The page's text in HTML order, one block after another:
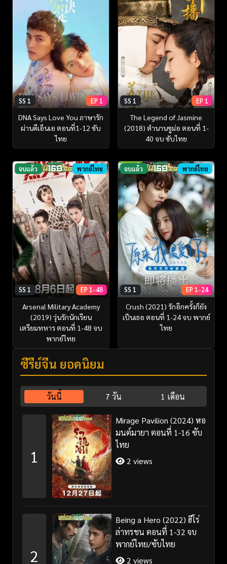
SS 1 EP 1
DNA Says Love You ภาษารัก
ผ่านดีเอ็นเอ ตอนที่1-12 ซับ
ไทย
SS 1 EP 1
The Legend of Jasmine
(2018) ตำนานซูม่อ ตอนที่ 1-
40 จบ ซับไทย
จบแล้ว พากย์ไทย
SS 1 EP 1-48
Arsenal Military Academy
(2019) วุ่นรักนักเรียน
เตรียมทหาร ตอนที่ 1-48 จบ
พากย์ไทย
จบแล้ว พากย์ไทย
SS 1 EP 1-24
Crush (2021) รักอีกครั้งก็ยัง
เป็นเธอ ตอนที่ 1-24 จบ พากย์
ไทย
ซีรี่ย์จีน ยอดนิยม
วันนี้ 7 วัน 1 เดือน
1
Mirage Pavilion (2024) หอ
มนต์มายา ตอนที่ 1-16 ซับ
ไทย
2 views
2
Being a Hero (2022) ฮีโร่
ล่าทรชน ตอนที่ 1-32 จบ
พากย์ไทย/ซับไทย
2 views